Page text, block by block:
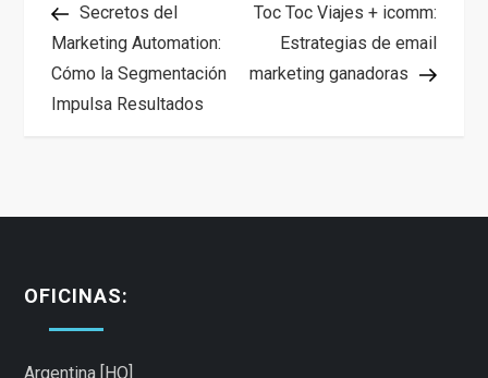
a
v
c
PostSecretos del
Marketing Automation:
Cómo la Segmentación
Impulsa Resultados
Post
Toc Toc Viajes + icomm:
Estrategias de email
marketing ganadoras
OFICINAS:
Argentina [HQ]